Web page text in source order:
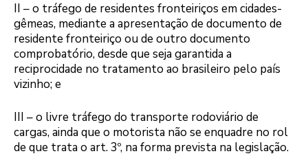
II – o tráfego de residentes fronteiriços em cidades-
gêmeas, mediante a apresentação de documento de
residente fronteiriço ou de outro documento
comprobatório, desde que seja garantida a
reciprocidade no tratamento ao brasileiro pelo país
vizinho; e
III – o livre tráfego do transporte rodoviário de
cargas, ainda que o motorista não se enquadre no rol
de que trata o art. 3º, na forma prevista na legislação.